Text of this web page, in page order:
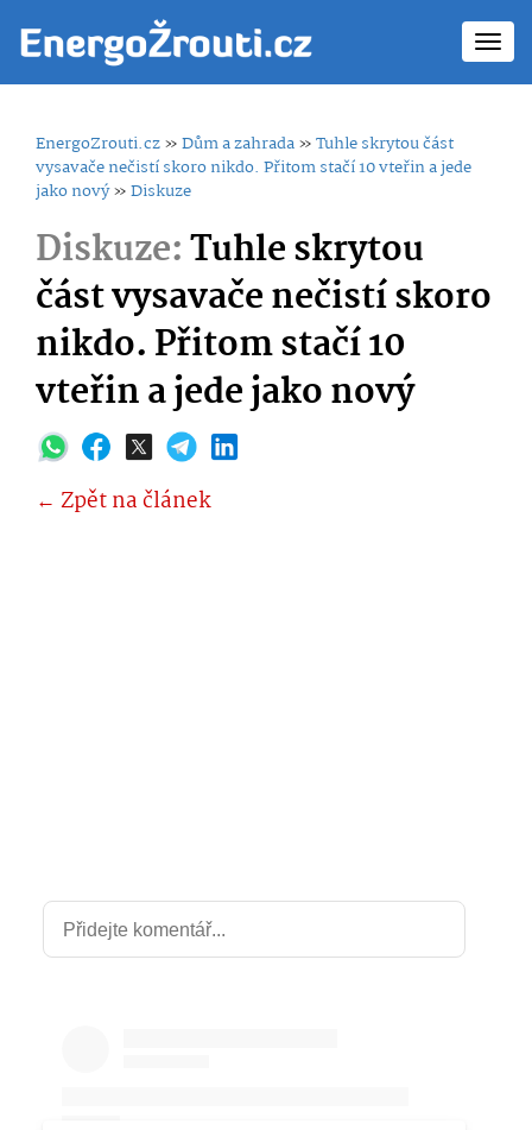
EnergoZrouti.cz»Dům a zahrada»Tuhle skrytou část
vysavače nečistí skoro nikdo. Přitom stačí 10 vteřin a jede
jako nový»Diskuze
Diskuze:Tuhle skrytou
část vysavače nečistí skoro
nikdo. Přitom stačí 10
vteřin a jede jako nový
← Zpět na článek